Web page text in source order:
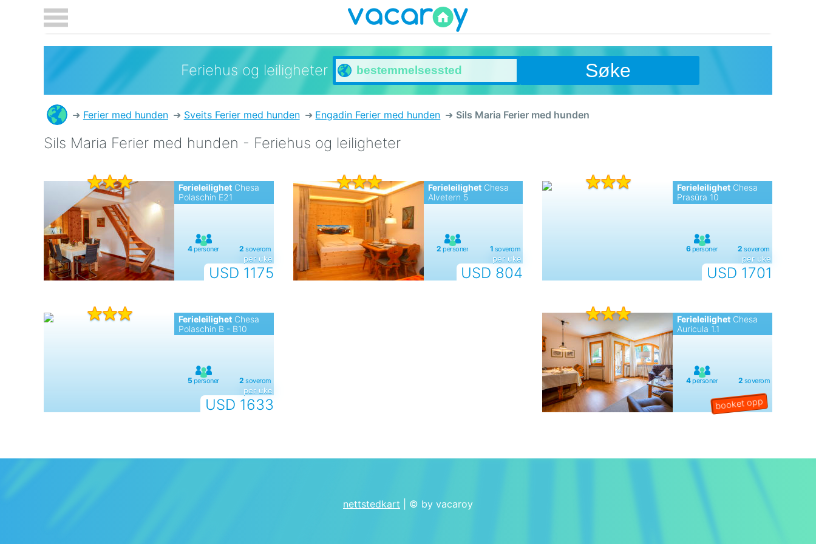
Feriehus og leiligheter Søke
Ferier med hunden Sveits Ferier med hunden Engadin Ferier med hunden Sils Maria Ferier med hunden
Sils Maria Ferier med hunden - Feriehus og leiligheter
Ferieleilighet Chesa
Polaschin E21
USD 1175
per uke
FerieleilighetChesa
Alvetern 5
USD 804
per uke
Ferieleilighet Chesa
Prasüra 10
USD 1701
per uke
Ferieleilighet Chesa
Polaschin B - B10
USD 1633
per uke
Ferieleilighet Chesa
Auricula 1.1
nettstedkart | © by vacaroy